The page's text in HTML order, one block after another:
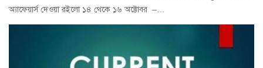
অ্যাফেয়ার্স দেওয়া রইলো ১৪ থেকে ১৬ অক্টোবর –…